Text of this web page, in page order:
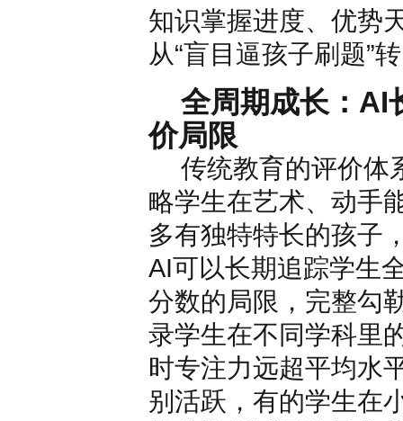
知识掌握进度、优势
从“盲目逼孩子刷题”
全周期成长：AI
价局限
传统教育的评价体
略学生在艺术、动手
多有独特特长的孩子
AI可以长期追踪学生
分数的局限，完整勾
录学生在不同学科里
时专注力远超平均水
别活跃，有的学生在